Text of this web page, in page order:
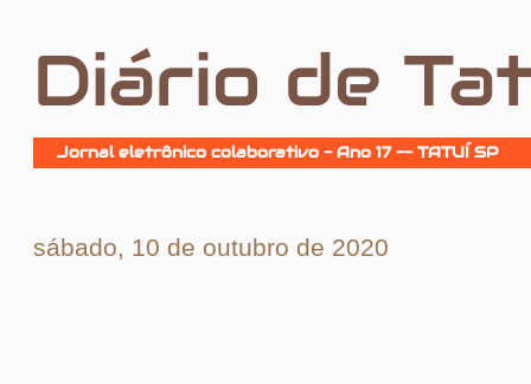
Diário de
Jornal eletrônico colaborativo - Ano 17 -- TATUÍ SP
sábado, 10 de outubro de 2020